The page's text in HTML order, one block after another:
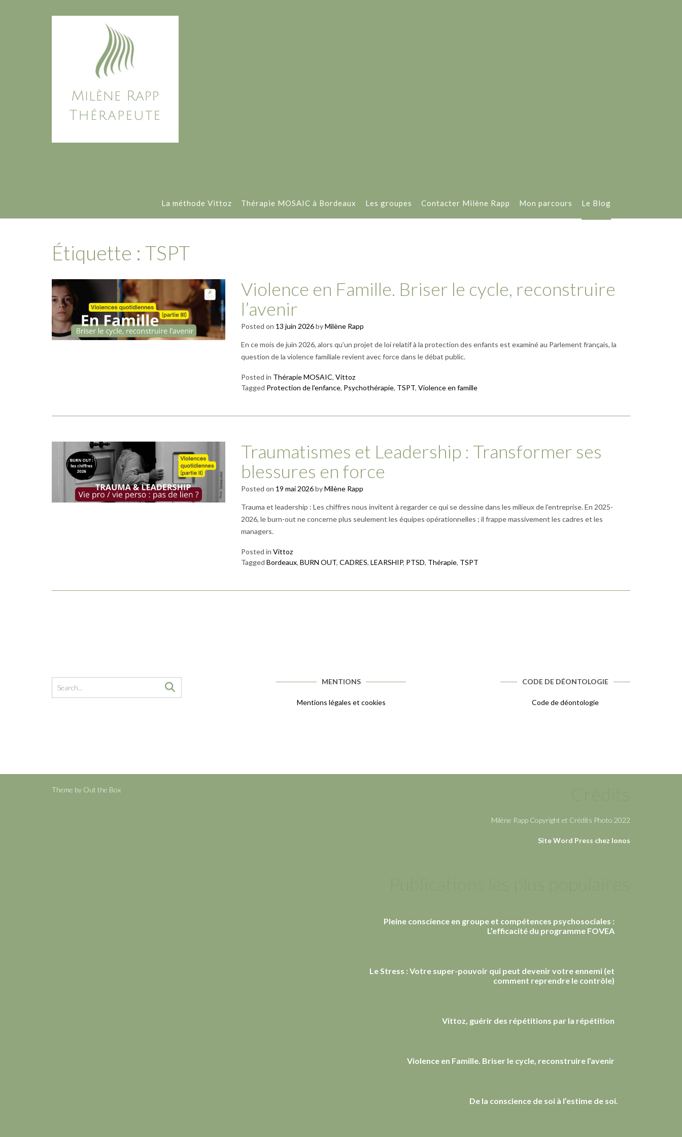
La méthode Vittoz Thérapie MOSAIC à Bordeaux Les groupes Contacter Milène Rapp Mon parcours Le Blog
Étiquette : TSPT
Violence en Famille. Briser le cycle, reconstruire
l’avenir
Posted on 13 juin 2026byMilène Rapp
En ce mois de juin 2026, alors qu’un projet de loi relatif à la protection des enfants est examiné au Parlement français, la
question de la violence familiale revient avec force dans le débat public.
Posted in Thérapie MOSAIC, Vittoz
Tagged Protection de l'enfance, Psychothérapie, TSPT, Violence en famille
Traumatismes et Leadership : Transformer ses
blessures en force
Posted on 19 mai 2026byMilène Rapp
Trauma et leadership : Les chiffres nous invitent à regarder ce qui se dessine dans les milieux de l’entreprise. En 2025-
2026, le burn-out ne concerne plus seulement les équipes opérationnelles ; il frappe massivement les cadres et les
managers.
Posted in Vittoz
Tagged Bordeaux, BURN OUT, CADRES, LEARSHIP, PTSD, Thérapie, TSPT
MENTIONS
Mentions légales et cookies
CODE DE DÉONTOLOGIE
Code de déontologie
Theme by Out the Box
Milène Rapp Copyright et Crédits Photo 2022
Site Word Press chez Ionos
Pleine conscience en groupe et compétences psychosociales :
L’efficacité du programme FOVEA
Le Stress : Votre super-pouvoir qui peut devenir votre ennemi (et
comment reprendre le contrôle)
Vittoz, guérir des répétitions par la répétition
Violence en Famille. Briser le cycle, reconstruire l’avenir
De la conscience de soi à l’estime de soi.